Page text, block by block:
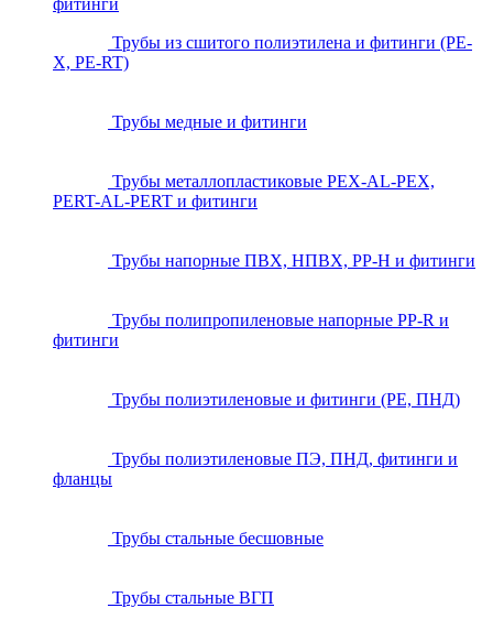
фитинги
Трубы из сшитого полиэтилена и фитинги (PE-
X, PE-RT)
Трубы медные и фитинги
Трубы металлопластиковые PEX-AL-PEX,
PERT-AL-PERT и фитинги
Трубы напорные ПВХ, НПВХ, PP-H и фитинги
Трубы полипропиленовые напорные PP-R и
фитинги
Трубы полиэтиленовые и фитинги (PE, ПНД)
Трубы полиэтиленовые ПЭ, ПНД, фитинги и
фланцы
Трубы стальные бесшовные
Трубы стальные ВГП